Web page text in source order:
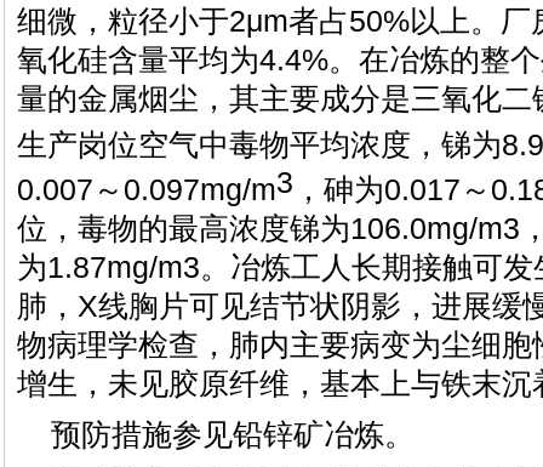
细微，粒径小于2μm者占50%以上。
氧化硅含量平均为4.4%。在冶炼的整
量的金属烟尘，其主要成分是三氧化
生产岗位空气中毒物平均浓度，锑为
0.007～0.097mg/m3 ，砷为0.017～
位，毒物的最高浓度锑为106.0mg/m3
为1.87mg/m3。冶炼工人长期接触可
肺，X线胸片可见结节状阴影，进展缓
物病理学检查，肺内主要病变为尘细
增生，未见胶原纤维，基本上与铁末沉
预防措施参见铅锌矿冶炼。